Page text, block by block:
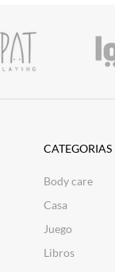
CATEGORIAS
Body care
Casa
Juego
Libros